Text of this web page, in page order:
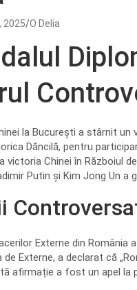
2025 O Delia
la București a stârnit
Dăncilă, pentru
victoria Chinei în Războiul
Putin și Kim Jong Un a
Externe din România
de Externe, a declarat că
afirmație a fost un apel la